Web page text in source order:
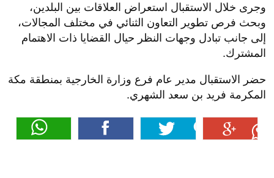
وجرى خلال الاستقبال استعراض العلاقات بين البلدين،
وبحث فرص تطوير التعاون الثنائي في مختلف المجالات،
إلى جانب تبادل وجهات النظر حيال القضايا ذات الاهتمام
المشترك.
حضر الاستقبال مدير عام فرع وزارة الخارجية بمنطقة مكة
المكرمة فريد بن سعد الشهري.